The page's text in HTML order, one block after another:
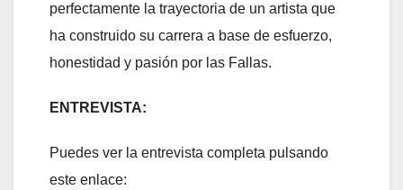
perfectamente la trayectoria de un artista que
ha construido su carrera a base de esfuerzo,
honestidad y pasión por las Fallas.
ENTREVISTA:
Puedes ver la entrevista completa pulsando
este enlace: